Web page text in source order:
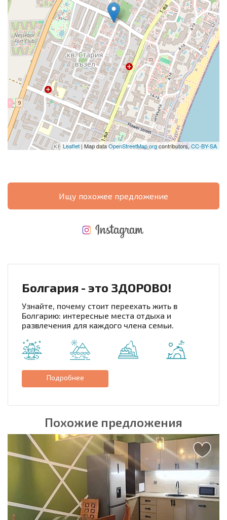
Leaflet| Map dataOpenStreetMap.orgcontributors,CC-BY-SA
Ищу похожее предложение
Болгария - это ЗДОРОВО!
Узнайте, почему стоит переехать жить в
Болгарию: интересные места отдыха и
развлечения для каждого члена семьи.
Подробнее
Похожие предложения